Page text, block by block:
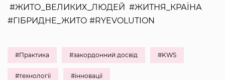
#ЖИТО_ВЕЛИКИХ_ЛЮДЕЙ #ЖИТНЯ_КРАЇНА
#ГІБРИДНЕ_ЖИТО #RYEVOLUTION
#Практика #закордонний досвід #KWS
#технології #інновації